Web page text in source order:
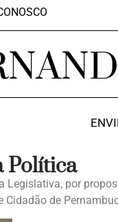
Política
Legislativa, por
Cidadão de